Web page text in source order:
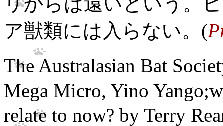
ア獣類には入らない。(
The Australasian Bat
Mega Micro, Yino
relate to now? by Terry